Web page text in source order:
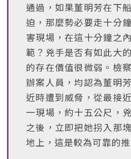
通過，如果董明芳在下
迫，那麼勢必要走十分
害現場，在這十分鐘之
範？兇手是否有如此大
的存在價值很微弱。檢
辦案人員，均認為董明
近時遭到威脅，從最接
一現場，約十五公尺，
之後，立即把她拐入那
地上，這是較為可靠的推